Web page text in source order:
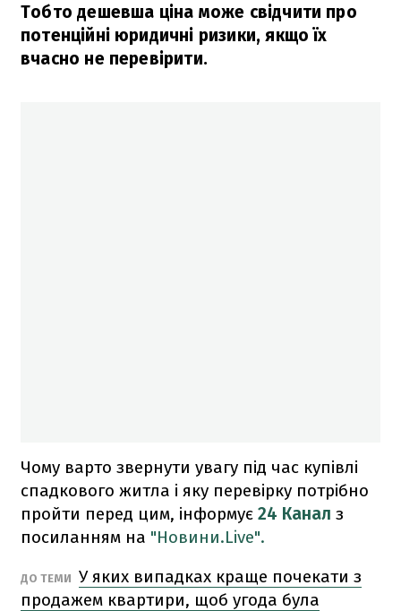
Тобто дешевша ціна може свідчити про
потенційні юридичні ризики, якщо їх
вчасно не перевірити.
Чому варто звернути увагу під час купівлі
спадкового житла і яку перевірку потрібно
пройти перед цим, інформує 24 Канал з
посиланням на "Новини.Live".
ДО ТЕМИ У яких випадках краще почекати з
продажем квартири, щоб угода була